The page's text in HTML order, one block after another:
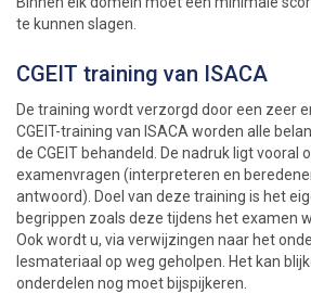
te kunnen slagen.
CGEIT training van ISACA
De training wordt verzorgd door een zeer
CGEIT-training van ISACA worden alle
de CGEIT behandeld. De nadruk ligt vooral
examenvragen (interpreteren en
antwoord). Doel van deze training is het
begrippen zoals deze tijdens het examen
Ook wordt u, via verwijzingen naar het
lesmateriaal op weg geholpen. Het kan
onderdelen nog moet bijspijkeren.